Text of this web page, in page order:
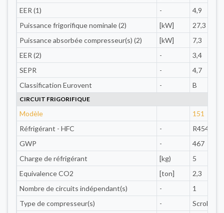
EER (1)
-
4,9
Puissance frigorifique nominale (2)
[kW]
27,3
Puissance absorbée compresseur(s) (2)
[kW]
7,3
EER (2)
-
3,4
SEPR
-
4,7
Classification Eurovent
- B
CIRCUIT FRIGORIFIQUE
Modèle
151
Réfrigérant - HFC
-
R454B
GWP
-
467
Charge de réfrigérant
[kg)
5
Equivalence CO2
[ton]
2,3
Nombre de circuits indépendant(s)
-
1
Type de compresseur(s)
-
Scroll